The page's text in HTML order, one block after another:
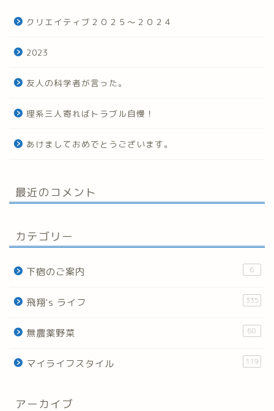
クリエイティブ２０２５～２０２４
2023
友人の科学者が言った。
理系三人寄ればトラブル自慢！
あけましておめでとうございます。
最近のコメント
カテゴリー
下宿のご案内 6
飛翔's ライフ 335
無農薬野菜 60
マイライフスタイル 119
アーカイブ